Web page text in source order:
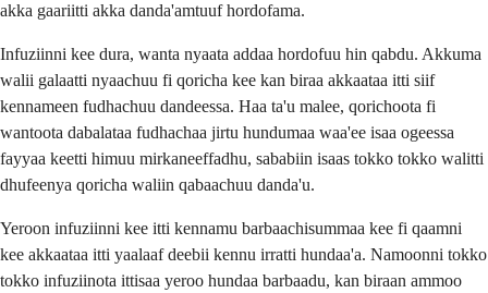
akka gaariitti akka danda'amtuuf hordofama.
Infuziinni kee dura, wanta nyaata addaa hordofuu hin qabdu. Akkuma
walii galaatti nyaachuu fi qoricha kee kan biraa akkaataa itti siif
kennameen fudhachuu dandeessa. Haa ta'u malee, qorichoota fi
wantoota dabalataa fudhachaa jirtu hundumaa waa'ee isaa ogeessa
fayyaa keetti himuu mirkaneeffadhu, sababiin isaas tokko tokko walitti
dhufeenya qoricha waliin qabaachuu danda'u.
Yeroon infuziinni kee itti kennamu barbaachisummaa kee fi qaamni
kee akkaataa itti yaalaaf deebii kennu irratti hundaa'a. Namoonni tokko
tokko infuziinota ittisaa yeroo hundaa barbaadu, kan biraan ammoo